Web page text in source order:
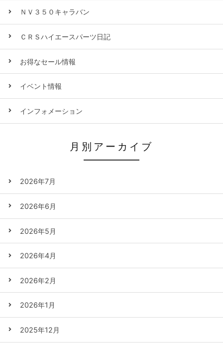
ＮＶ３５０キャラバン
ＣＲＳハイエースパーツ日記
お得なセール情報
イベント情報
インフォメーション
月別アーカイブ
2026年7月
2026年6月
2026年5月
2026年4月
2026年2月
2026年1月
2025年12月